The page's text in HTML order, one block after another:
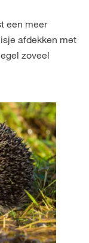
een meer
afdekken met
zoveel